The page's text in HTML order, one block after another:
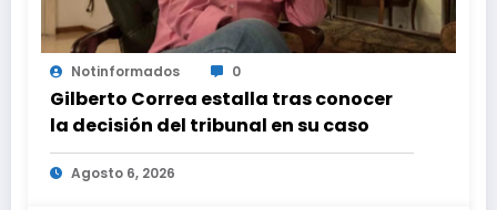
Notinformados 0
Gilberto Correa estalla tras conocer
la decisión del tribunal en su caso
Agosto 6, 2026